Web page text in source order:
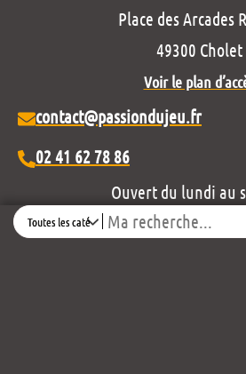
Search
Place des Arcades
49300 Cholet
Voir le plan
contact@passiondujeu.fr
02 41 62 78 86
Ouvert du lundi au
de 10h00 à 19h30